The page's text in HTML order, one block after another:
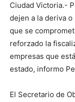
Ciudad Victoria.-
dejen a la deriva
que se
reforzado la
empresas que
estado, informo
El Secretario de